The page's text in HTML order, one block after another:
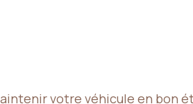
votre véhicule en bon